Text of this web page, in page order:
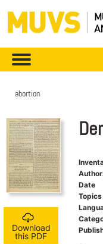
abortion
Download
this PDF
Date
Topics